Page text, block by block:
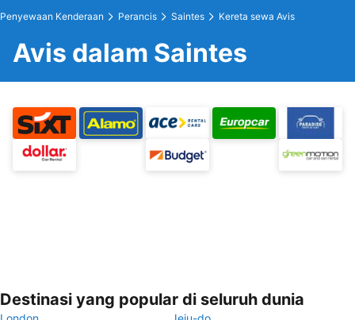
Penyewaan Kenderaan Perancis Saintes Kereta sewa Avis
Avis dalam Saintes
Destinasi yang popular di seluruh dunia